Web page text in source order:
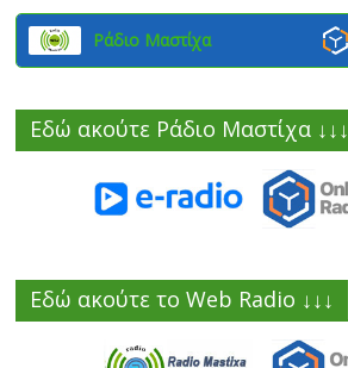
Ράδιο Μαστίχα
Εδώ ακούτε Ράδιο Μαστίχα ↓↓↓
Εδώ ακούτε το Web Radio ↓↓↓